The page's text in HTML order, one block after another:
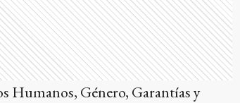
Humanos, Género, Garantías y